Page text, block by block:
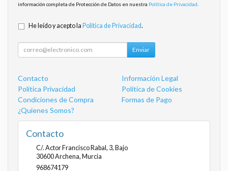
información completa de Protección de Datos en nuestra Política de Privacidad
He leído y acepto la Política de Privacidad.
Enviar
Contacto
Información Legal
Política Privacidad
Política de Cookies
Condiciones de Compra
Formas de Pago
¿Quienes Somos?
Contacto
C/. Actor Francisco Rabal, 3, Bajo
30600Archena, Murcia
968674179